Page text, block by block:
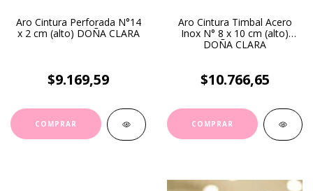
Aro Cintura Perforada N°14
x 2 cm (alto) DOÑA CLARA
$9.169,59
Aro Cintura Timbal Acero
Inox N° 8 x 10 cm (alto)
DOÑA CLARA
$10.766,65